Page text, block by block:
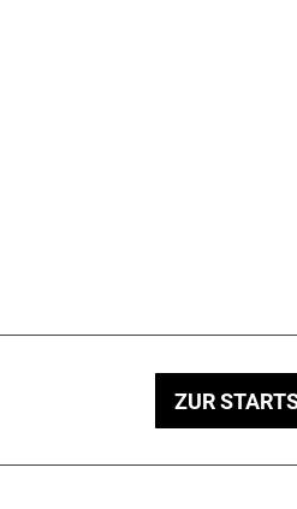
ZUR